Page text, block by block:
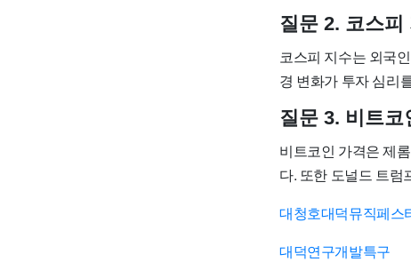
질문 2. 코스
코스피 지수는 외국
경 변화가 투자 심리
질문 3. 비트
비트코인 가격은 제
다. 또한 도널드 트럼
대청호대덕뮤직페스
대덕연구개발특구